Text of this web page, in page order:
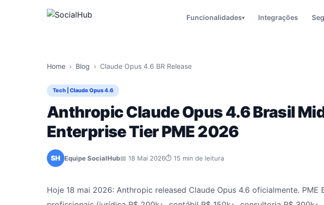
Funcionalidades▾ Integrações
Home › Blog › Claude Opus 4.6 BR Release
Tech | Claude Opus 4.6
Anthropic Claude Opus 4.6 Brasil
Enterprise Tier PME 2026
SH Equipe SocialHub📅 18 Mai 2026⏱ 15 min de leitura
Hoje 18 mai 2026: Anthropic released Claude Opus 4.6 oficialmente. PME